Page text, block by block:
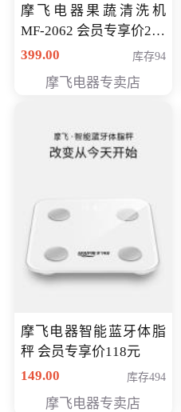
摩飞电器果蔬清洗机
MF-2062 会员专享价268
元
399.00 库存94
摩飞电器专卖店
摩飞电器智能蓝牙体脂
秤 会员专享价118元
149.00
库存494
摩飞电器专卖店